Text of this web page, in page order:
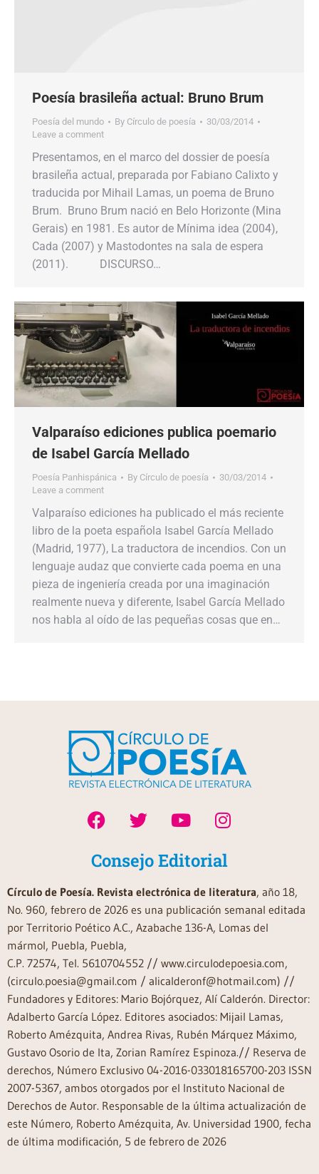
Poesía brasileña actual: Bruno Brum
Poesía del mundo By Círculo de poesía
30/03/2014
Leave a comment
Presentamos, en el marco del dossier de poesía
brasileña actual, preparada por Fabiano Calixto y
traducida por Mihail Lamas, un poema de Bruno
Brum. Bruno Brum nació en Belo Horizonte (Mina
Gerais) en 1981. Es autor de Mínima idea (2004),
Cada (2007) y Mastodontes na sala de espera
(2011). DISCURSO…
Valparaíso ediciones publica poemario
de Isabel García Mellado
Poesía Panhispánica By Círculo de poesía
30/03/2014
Leave a comment
Valparaíso ediciones ha publicado el más reciente
libro de la poeta española Isabel García Mellado
(Madrid, 1977), La traductora de incendios. Con un
lenguaje audaz que convierte cada poema en una
pieza de ingeniería creada por una imaginación
realmente nueva y diferente, Isabel García Mellado
nos habla al oído de las pequeñas cosas que en…
Consejo Editorial
Círculo de Poesía. Revista electrónica de literatura, año 18,
No. 960, febrero de 2026 es una publicación semanal editada
por Territorio Poético A.C., Azabache 136-A, Lomas del
mármol, Puebla, Puebla,
C.P. 72574, Tel. 5610704552 // www.circulodepoesia.com,
(circulo.poesia@gmail.com / alicalderonf@hotmail.com) //
Fundadores y Editores: Mario Bojórquez, Alí Calderón. Director:
Adalberto García López. Editores asociados: Mijail Lamas,
Roberto Amézquita, Andrea Rivas, Rubén Márquez Máximo,
Gustavo Osorio de Ita, Zorian Ramírez Espinoza.// Reserva de
derechos, Número Exclusivo 04-2016-033018165700-203 ISSN
2007-5367, ambos otorgados por el Instituto Nacional de
Derechos de Autor. Responsable de la última actualización de
este Número, Roberto Amézquita, Av. Universidad 1900, fecha
de última modificación, 5 de febrero de 2026